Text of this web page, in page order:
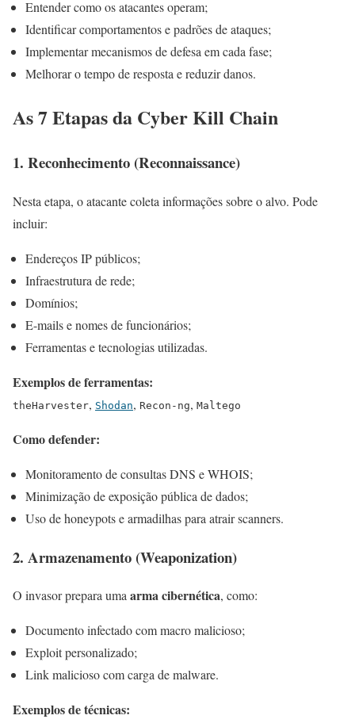
Entender como os atacantes operam;
Identificar comportamentos e padrões de ataques;
Implementar mecanismos de defesa em cada fase;
Melhorar o tempo de resposta e reduzir danos.
As 7 Etapas da Cyber Kill Chain
1. Reconhecimento (Reconnaissance)
Nesta etapa, o atacante coleta informações sobre o alvo. Pode
incluir:
Endereços IP públicos;
Infraestrutura de rede;
Domínios;
E-mails e nomes de funcionários;
Ferramentas e tecnologias utilizadas.
Exemplos de ferramentas:
theHarvester, Shodan, Recon-ng, Maltego
Como defender:
Monitoramento de consultas DNS e WHOIS;
Minimização de exposição pública de dados;
Uso de honeypots e armadilhas para atrair scanners.
2. Armazenamento (Weaponization)
O invasor prepara umaarma cibernética, como:
Documento infectado com macro malicioso;
Exploit personalizado;
Link malicioso com carga de malware.
Exemplos de técnicas: